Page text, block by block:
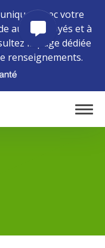
avec votre
aux employés et à
la page dédiée
renseignements.
Basculer